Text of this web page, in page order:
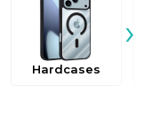
Hardcases
›